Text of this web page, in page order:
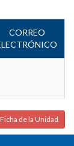
CORREO
de la Unidad